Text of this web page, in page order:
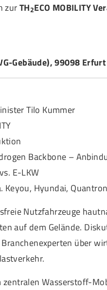
zurTH2ECO MOBILITY
Gebäude), 99098 Erfurt
Tilo Kummer
Backbone –
E-LKW
Hyundai,
Nutzfahrzeuge
auf dem Gelände.
über
zentralen Wasserstoff-